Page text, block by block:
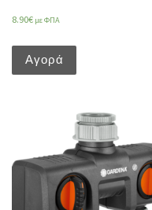
8.90€ με ΦΠΑ
Αγορά